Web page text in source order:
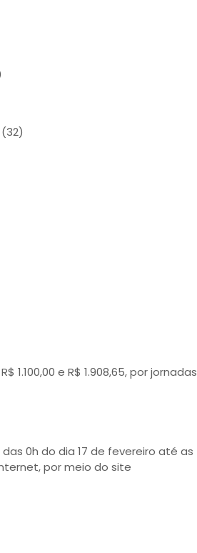
e R$ 1.908,65, por jornadas
0h do dia 17 de fevereiro até as
por meio do site